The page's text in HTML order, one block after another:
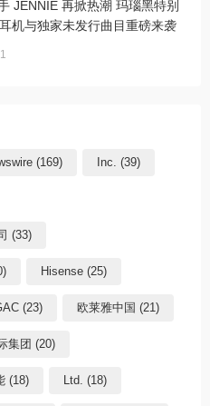
JENNIE 再掀热潮 玛瑙黑特别
机与独家未发行曲目重磅来袭
(169) Inc. (39)
(33)
Hisense (25)
(23) 欧莱雅中国 (21)
集团 (20)
(18) Ltd. (18)